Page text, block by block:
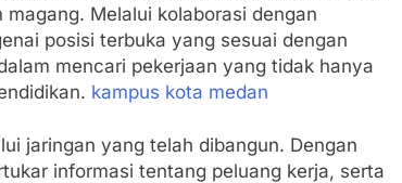
Melalui kolaborasi dengan
posisi terbuka yang sesuai dengan
mencari pekerjaan yang tidak hanya
kampus kota medan
jaringan yang telah dibangun. Dengan
informasi tentang peluang kerja, serta